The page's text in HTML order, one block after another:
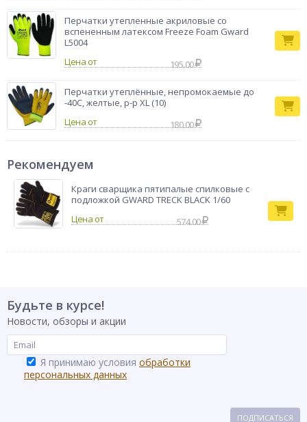
Перчатки утепленные акриловые со
вспененным латексом Freeze Foam Gward
L5004
Цена от
195.00
Перчатки утеплённые, непромокаемые до
-40С, желтые, р-р XL (10)
Цена от
180.00
Рекомендуем
Краги сварщика пятипалые спилковые с
подложкой GWARD TRECK BLACK 1/60
574.00
Будьте в курсе!
Новости, обзоры и акции
Я принимаю условия обработки
персональных данных
ПОДПИСАТЬСЯ